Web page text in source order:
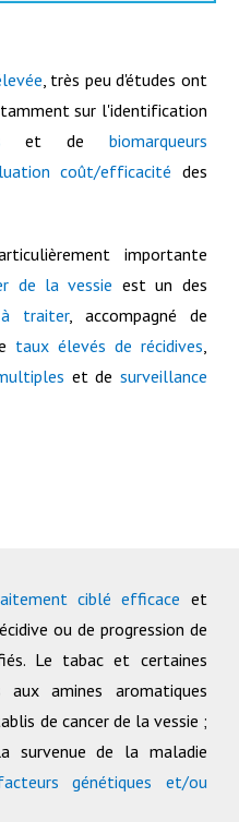
, très peu d'études ont
sur l'identification
et de biomarqueurs
coût/efficacité des
importante
de la vessie est un des
traiter, accompagné de
taux élevés de récidives,
et de surveillance
ciblé efficace et
ou de progression de
Le tabac et certaines
aux amines aromatiques
de cancer de la vessie ;
survenue de la maladie
génétiques et/ou